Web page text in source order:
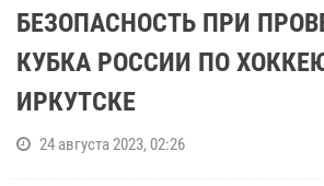
БЕЗОПАСНОСТЬ ПРИ
КУБКА РОССИИ ПО
ИРКУТСКЕ
24 августа 2023, 02:26